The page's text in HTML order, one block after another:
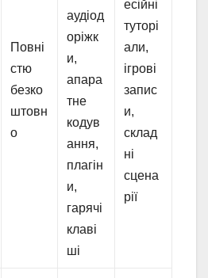
Повні
стю
безко
штовн
о
аудіод
оріжк
и,
апара
тне
кодув
ання,
плагін
и,
гарячі
клаві
ші
есійні
туторі
али,
ігрові
запис
и,
склад
ні
сцена
рії